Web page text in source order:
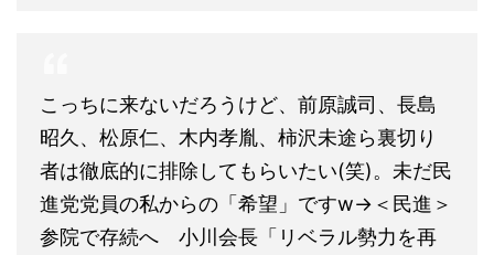
こっちに来ないだろうけど、前原誠司、長島
昭久、松原仁、木内孝胤、柿沢未途ら裏切り
者は徹底的に排除してもらいたい(笑)。未だ民
進党党員の私からの「希望」ですw→＜民進＞
参院で存続へ 小川会長「リベラル勢力を再